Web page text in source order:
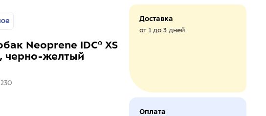
Neoprene IDC® XS
черно-желтый
Доставка
от 1 до 3 дней
Оплата